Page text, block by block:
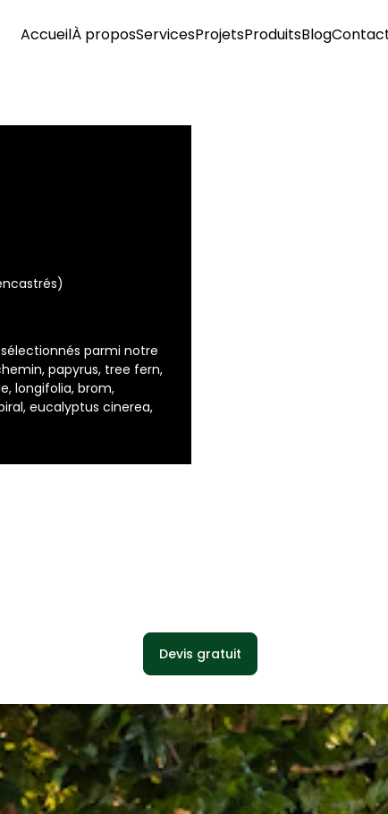
AccueilÀ proposServicesProjetsProduitsBlog
parmi notre
papyrus, tree fern,
longifolia, brom,
eucalyptus cinerea,
Devis gratuit